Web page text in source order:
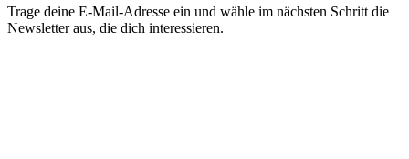
Trage deine E-Mail-Adresse ein und wähle im nächsten Schritt die
Newsletter aus, die dich interessieren.